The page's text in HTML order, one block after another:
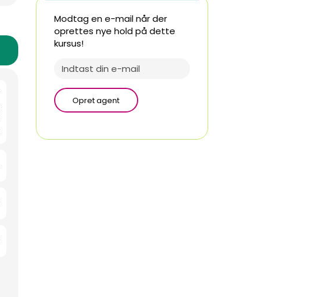
Modtag en e-mail når der
oprettes nye hold på dette
kursus!
Opret agent